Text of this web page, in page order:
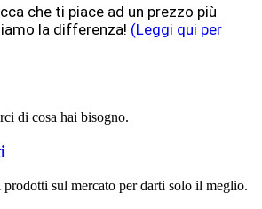
che ti piace ad un prezzo più
la differenza! (Leggi qui per
di cosa hai bisogno.
sul mercato per darti solo il meglio.